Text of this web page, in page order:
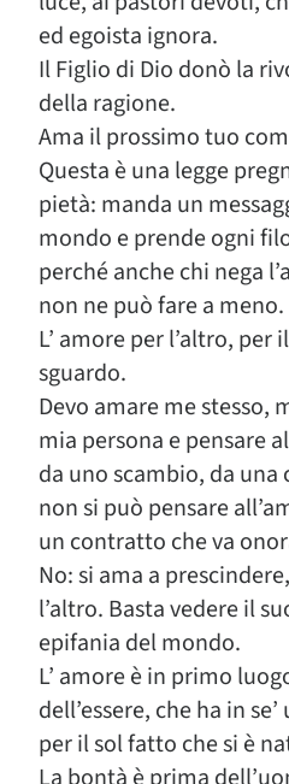
ed egoista ignora.
Il Figlio di Dio donò la
della ragione.
Ama il prossimo tuo
Questa è una legge
pietà: manda un
mondo e prende ogni
perché anche chi nega
non ne può fare a meno.
L’ amore per l’altro,
sguardo.
Devo amare me stesso,
mia persona e pensare
da uno scambio, da
non si può pensare
un contratto che va
No: si ama a
l’altro. Basta vedere il
epifania del mondo.
L’ amore è in primo
dell’essere, che ha in
per il sol fatto che si è